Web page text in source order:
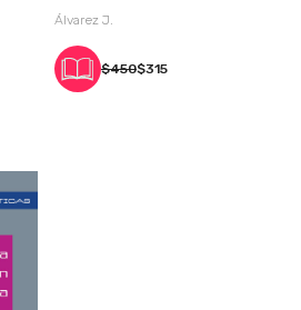
Álvarez J.
$450$315